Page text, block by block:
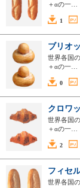
＋αの一…
1
ブリオ
世界各国
＋αの一…
0
クロワ
世界各国
＋αの一…
2
フィセ
世界各国